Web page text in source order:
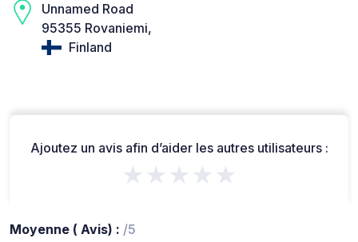
Unnamed Road
95355 Rovaniemi,
Finland
Ajoutez un avis afin d’aider les autres utilisateurs :
★★★★★
Moyenne ( Avis) : /5